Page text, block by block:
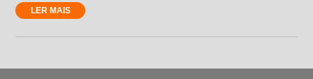
LER MAIS